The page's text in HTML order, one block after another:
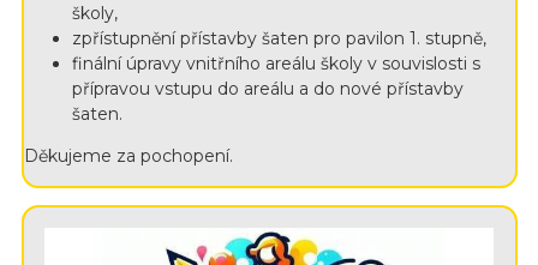
školy,
zpřístupnění přístavby šaten pro pavilon 1. stupně,
finální úpravy vnitřního areálu školy v souvislosti s
přípravou vstupu do areálu a do nové přístavby
šaten.
Děkujeme za pochopení.